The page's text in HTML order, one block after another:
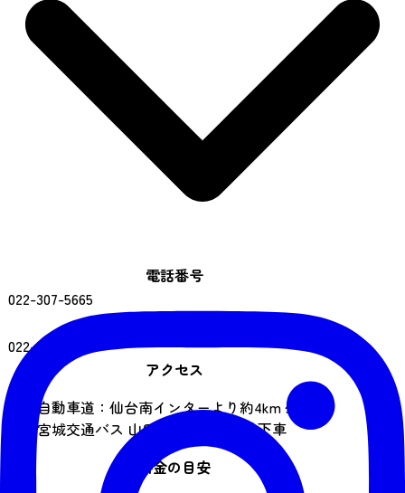
電話番号
022-307-5665
022-743-6771
アクセス
東北自動車道：仙台南インターより約4km 公共交
通：宮城交通バス 山田・太白消防署前下車
料金の目安